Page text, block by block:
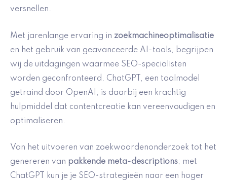
versnellen.
Met jarenlange ervaring in zoekmachineoptimalisatie
en het gebruik van geavanceerde AI-tools, begrijpen
wij de uitdagingen waarmee SEO-specialisten
worden geconfronteerd. ChatGPT, een taalmodel
getraind door OpenAI, is daarbij een krachtig
hulpmiddel dat contentcreatie kan vereenvoudigen en
optimaliseren.
Van het uitvoeren van zoekwoordenonderzoek tot het
genereren van pakkende meta-descriptions; met
ChatGPT kun je je SEO-strategieën naar een hoger